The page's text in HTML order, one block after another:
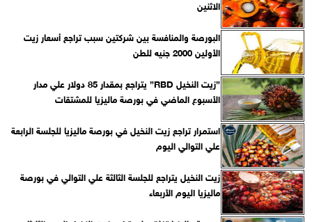
الاثنين
البورصة والمنافسة بين شركتين سبب تراجع أسعار زيت
الأولين 2000 جنيه للطن
”زيت النخيل RBD” يتراجع بمقدار 85 دولار علي مدار
الأسبوع الماضي في بورصة ماليزيا للمشتقات
استمرار تراجع زيت النخيل في بورصة ماليزيا للجلسة الرابعة
علي التوالي اليوم
زيت النخيل يتراجع للجلسة الثالثة علي التوالي في بورصة
ماليزيا اليوم الأربعاء